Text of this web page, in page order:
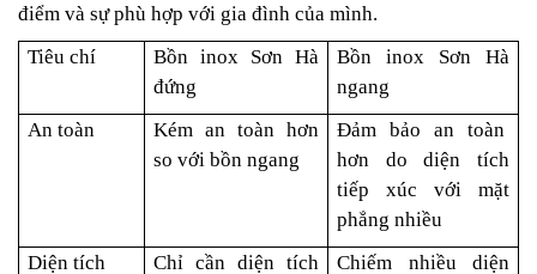
điểm và sự phù hợp với gia đình của mình.
Tiêu chí
Bồn inox Sơn Hà
đứng
Bồn inox Sơn Hà
ngang
An toàn
Kém an toàn hơn
so với bồn ngang
Đảm bảo an toàn
hơn do diện tích
tiếp xúc với mặt
phẳng nhiều
Diện tích
Chỉ cần diện tích
Chiếm nhiều diện